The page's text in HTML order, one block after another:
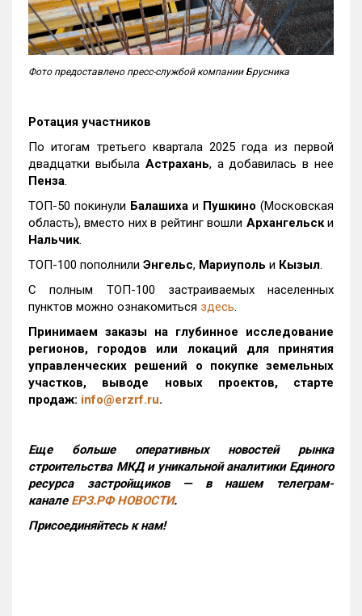
Фото предоставлено пресс-службой компании Брусника
Ротация участников
По итогам третьего квартала 2025 года из первой
двадцатки выбыла Астрахань, а добавилась в нее
Пенза.
ТОП-50 покинули Балашиха и Пушкино (Московская
область), вместо них в рейтинг вошли Архангельски
Нальчик.
ТОП-100 пополнили Энгельс, Мариуполь и Кызыл.
С полным ТОП-100 застраиваемых населенных
пунктов можно ознакомиться здесь.
Принимаем заказы на глубинное исследование
регионов, городов или локаций для принятия
управленческих решений о покупке земельных
участков, выводе новых проектов, старте
продаж: info@erzrf.ru.
Еще больше оперативных новостей рынка
строительства МКД и уникальной аналитики Единого
ресурса застройщиков — в нашем телеграм-
канале ЕРЗ.РФ НОВОСТИ.
Присоединяйтесь к нам!